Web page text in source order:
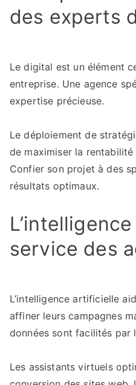
des experts
Le digital est un élément
entreprise. Une agence
expertise précieuse.
Le déploiement de
de maximiser la rentabilité
Confier son projet à des
résultats optimaux.
service des
L’intelligence artificielle
affiner leurs campagnes
données sont facilités par
Les assistants virtuels